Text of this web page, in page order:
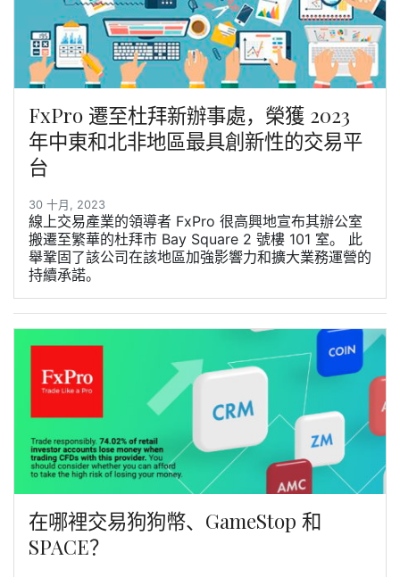
FxPro 遷至杜拜新辦事處，榮獲 2023
年中東和北非地區最具創新性的交易平
台
30 十月, 2023
線上交易產業的領導者 FxPro 很高興地宣布其辦公室
搬遷至繁華的杜拜市 Bay Square 2 號樓 101 室。 此
舉鞏固了該公司在該地區加強影響力和擴大業務運營的
持續承諾。
在哪裡交易狗狗幣、GameStop 和
SPACE？